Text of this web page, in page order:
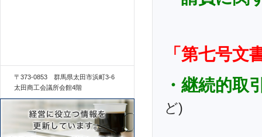
「第七号文
・継続的取
ど)
〒373-0853 群馬県太田市浜町3-6
太田商工会議所会館4階